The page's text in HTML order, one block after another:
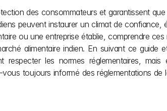
des consommateurs et garantissent
peuvent instaurer un climat de confiance,
ou une entreprise établie, comprendre
alimentaire indien. En suivant ce guide
les normes réglementaires,
toujours informé des réglementations